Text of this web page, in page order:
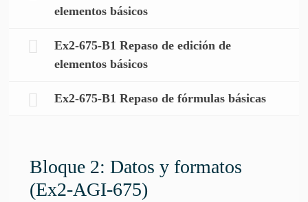
elementos básicos
Ex2-675-B1 Repaso de edición de
elementos básicos
Ex2-675-B1 Repaso de fórmulas básicas
Bloque 2: Datos y formatos
(Ex2-AGI-675)